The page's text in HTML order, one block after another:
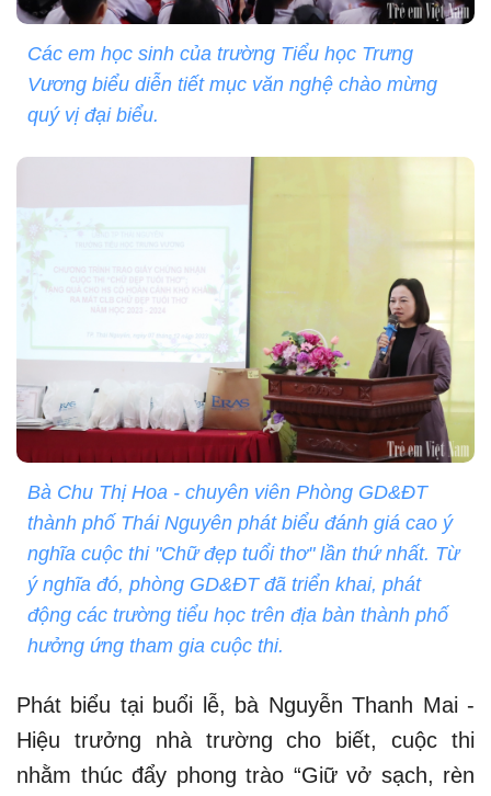
Các em học sinh của trường Tiểu học Trưng
Vương biểu diễn tiết mục văn nghệ chào mừng
quý vị đại biểu.
Bà Chu Thị Hoa - chuyên viên Phòng GD&ĐT
thành phố Thái Nguyên phát biểu đánh giá cao ý
nghĩa cuộc thi "Chữ đẹp tuổi thơ" lần thứ nhất. Từ
ý nghĩa đó, phòng GD&ĐT đã triển khai, phát
động các trường tiểu học trên địa bàn thành phố
hưởng ứng tham gia cuộc thi.
Phát biểu tại buổi lễ, bà Nguyễn Thanh Mai -
Hiệu trưởng nhà trường cho biết, cuộc thi
nhằm thúc đẩy phong trào “Giữ vở sạch, rèn